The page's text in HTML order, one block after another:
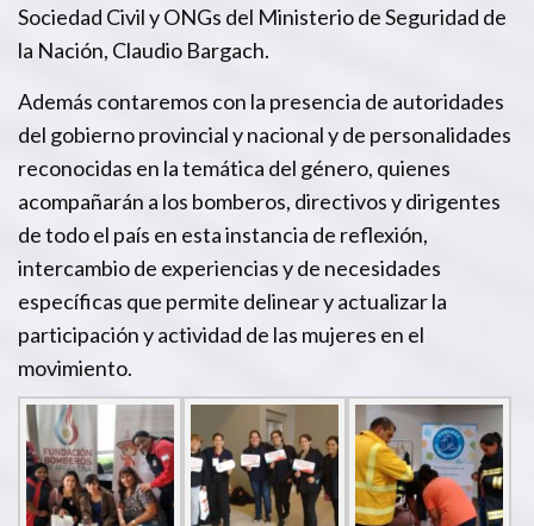
Sociedad Civil y ONGs del Ministerio de Seguridad de
la Nación, Claudio Bargach.
Además contaremos con la presencia de autoridades
del gobierno provincial y nacional y de personalidades
reconocidas en la temática del género, quienes
acompañarán a los bomberos, directivos y dirigentes
de todo el país en esta instancia de reflexión,
intercambio de experiencias y de necesidades
específicas que permite delinear y actualizar la
participación y actividad de las mujeres en el
movimiento.